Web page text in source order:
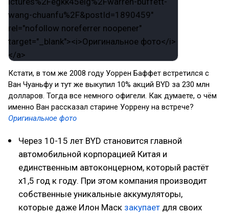
Кстати, в том же 2008 году Уоррен Баффет встретился с
Ван Чуаньфу и тут же выкупил 10% акций BYD за 230 млн
долларов. Тогда все немного офигели. Как думаете, о чём
именно Ван рассказал старине Уоррену на встрече?
Оригинальное фото
Через 10-15 лет BYD становится главной
автомобильной корпорацией Китая и
единственным автоконцерном, который растёт
х1,5 год к году. При этом компания производит
собственные уникальные аккумуляторы,
которые даже Илон Маск закупает для своих